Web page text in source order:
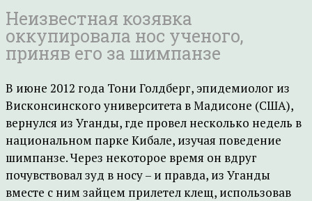
Неизвестная козявка
оккупировала нос ученого,
приняв его за шимпанзе
В июне 2012 года Тони Голдберг, эпидемиолог из
Висконсинского университета в Мадисоне (США),
вернулся из Уганды, где провел несколько недель в
национальном парке Кибале, изучая поведение
шимпанзе. Через некоторое время он вдруг
почувствовал зуд в носу – и правда, из Уганды
вместе с ним зайцем прилетел клещ, использовав